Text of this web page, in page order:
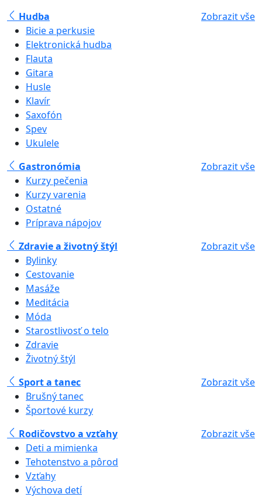
Hudba
Zobrazit vše
Bicie a perkusie
Elektronická hudba
Flauta
Gitara
Husle
Klavír
Saxofón
Spev
Ukulele
Gastronómia
Zobrazit vše
Kurzy pečenia
Kurzy varenia
Ostatné
Príprava nápojov
Zdravie a životný štýl
Zobrazit vše
Bylinky
Cestovanie
Masáže
Meditácia
Móda
Starostlivosť o telo
Zdravie
Životný štýl
Sport a tanec
Zobrazit vše
Brušný tanec
Športové kurzy
Rodičovstvo a vzťahy
Zobrazit vše
Deti a mimienka
Tehotenstvo a pôrod
Vzťahy
Výchova detí